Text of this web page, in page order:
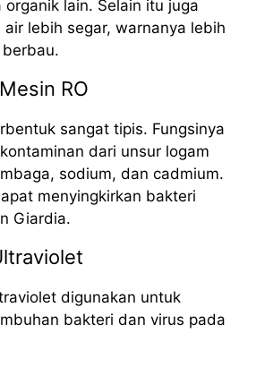
lain. Selain itu juga
lebih segar, warnanya lebih
RO
sangat tipis. Fungsinya
dari unsur logam
sodium, dan cadmium.
menyingkirkan bakteri
Giardia.
digunakan untuk
bakteri dan virus pada